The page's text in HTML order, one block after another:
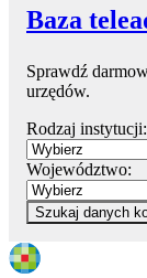
Baza
Sprawdź
urzędów.
Rodzaj instytucji:
Województwo:
Szukaj danych